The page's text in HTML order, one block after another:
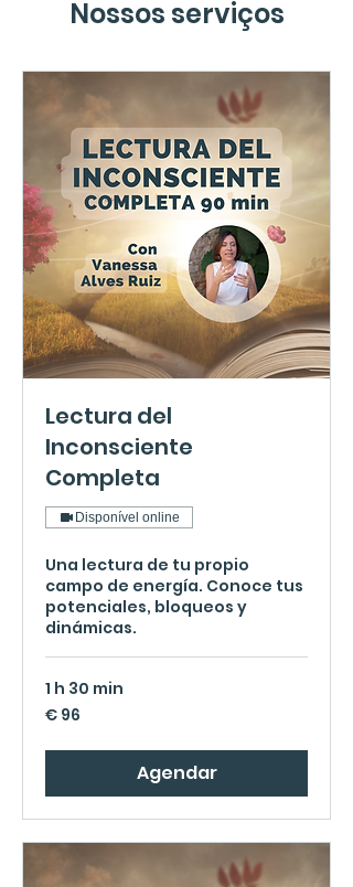
Nossos serviços
Lectura del
Inconsciente
Completa
Disponível online
Una lectura de tu propio
campo de energía. Conoce tus
potenciales, bloqueos y
dinámicas.
1 h 30 min
96
Euros
€ 96
Agendar